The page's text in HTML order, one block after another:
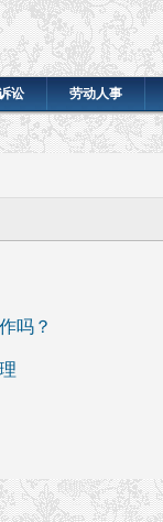
讼 劳动人事
吗？